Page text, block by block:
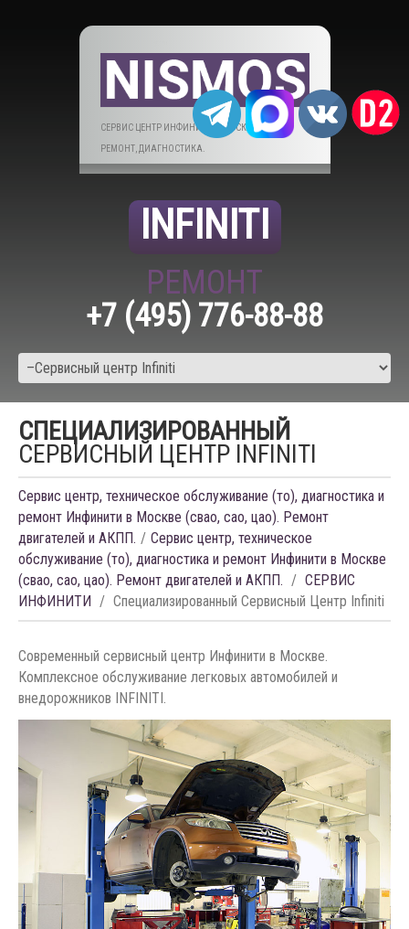
СЕРВИС ЦЕНТР ИНФИНИТИ В МОСКВЕ. ТО,
РЕМОНТ, ДИАГНОСТИКА.
INFINITI
РЕМОНТ
+7 (495) 776-88-88
СПЕЦИАЛИЗИРОВАННЫЙ
CЕРВИСНЫЙ ЦЕНТР INFINITI
Сервис центр, техническое обслуживание (то), диагностика и
ремонт Инфинити в Москве (свао, сао, цао). Ремонт
двигателей и АКПП.
Сервис центр, техническое
обслуживание (то), диагностика и ремонт Инфинити в Москве
(свао, сао, цао). Ремонт двигателей и АКПП.
СЕРВИС
ИНФИНИТИ
Специализированный Cервисный Центр Infiniti
Современный сервисный центр Инфинити в Москве.
Комплексное обслуживание легковых автомобилей и
внедорожников INFINITI.